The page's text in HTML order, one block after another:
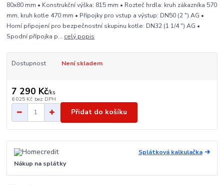
80x80 mm • Konstrukční výška: 815 mm • Rozteč hrdla: kruh zákazníka 570
mm, kruh kotle 470 mm • Přípojky pro vstup a výstup: DN50 (2 ") AG •
Horní připojení pro bezpečnostní skupinu kotle: DN32 (1 1/4 ") AG •
Spodní přípojka p... celý popis
Dostupnost Není skladem
7 290 Kč/ks
6 025 Kč bez DPH
Přidat do košíku
Splátková kalkulačka
Nákup na splátky